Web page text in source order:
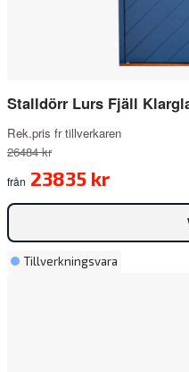
Stalldörr Lurs Fjäll
Rek.pris fr tillverkaren
26484 kr
från 23835 kr
Tillverkningsvara